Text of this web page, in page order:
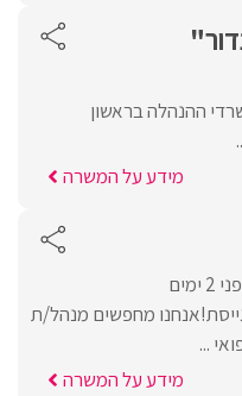
ההנהלה בראשון
מידע על המשרה
מחפשים מנהל/ת
מידע על המשרה